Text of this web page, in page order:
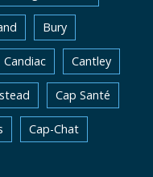
Bury
Candiac Cantley
Cap Santé
Cap-Chat